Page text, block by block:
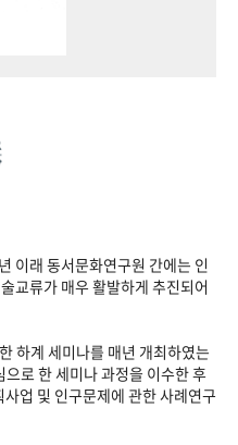
이래 동서문화연구원 간에는 인
교류가 매우 활발하게 추진되어
하계 세미나를 매년 개최하였는
로 한 세미나 과정을 이수한 후
업 및 인구문제에 관한 사례연구